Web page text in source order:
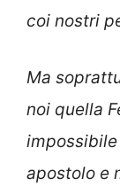
coi nostri
Ma
noi quella
apostolo e